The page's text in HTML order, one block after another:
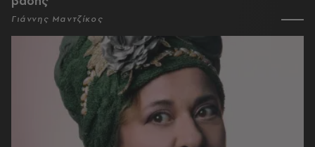
Γιάννης Μαντζίκος